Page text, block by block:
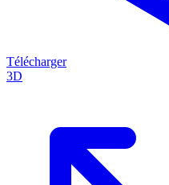
Télécharger
3D